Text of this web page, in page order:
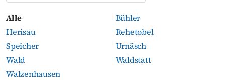
Alle
Bühler
Herisau
Rehetobel
Speicher
Urnäsch
Wald
Waldstatt
Walzenhausen